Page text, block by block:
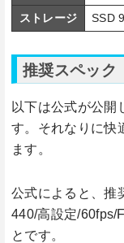
ストレージ
SSD
推奨スペック
以下は公式が公開
す。それなりに快
ます。
公式によると、推
440/高設定/60fps/
とです。